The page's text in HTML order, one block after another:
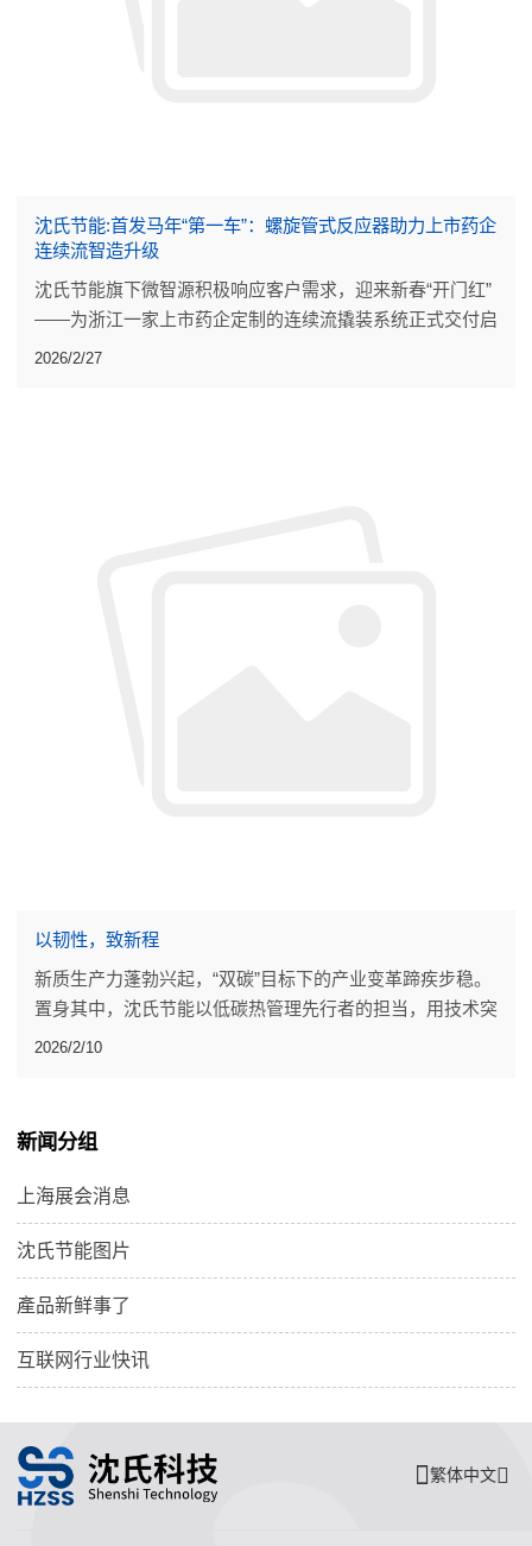
沈氏节能:首发马年“第一车”：螺旋管式反应器助力上市药企
连续流智造升级
沈氏节能旗下微智源积极响应客户需求，迎来新春“开门红”
——为浙江一家上市药企定制的连续流撬装系统正式交付启
运。
2026/2/27
以韧性，致新程
新质生产力蓬勃兴起，“双碳”目标下的产业变革蹄疾步稳。
置身其中，沈氏节能以低碳热管理先行者的担当，用技术突
破、落地成果，为行业发展添砖加瓦。
2026/2/10
新闻分组
上海展会消息
沈氏节能图片
產品新鲜事了
互联网行业快讯
繁体中文